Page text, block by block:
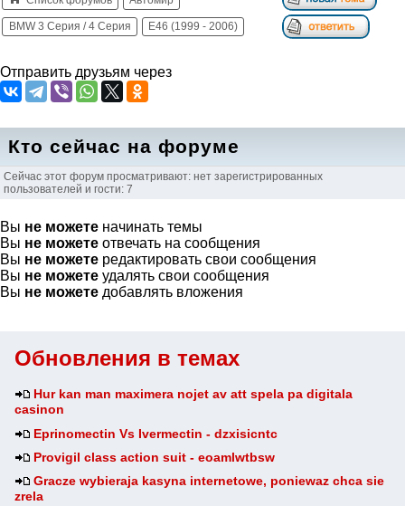
Обновления в темах
Hur kan man maximera nojet av att spela pa digitala
casinon
Eprinomectin Vs Ivermectin - dzxisicntc
Provigil class action suit - eoamlwtbsw
Gracze wybieraja kasyna internetowe, poniewaz chca sie
zrela
BMW 3 Серия / 4 Серия E46 (1999 - 2006)
Отправить друзьям через
Кто сейчас на форуме
Сейчас этот форум просматривают: нет зарегистрированных
пользователей и гости: 7
Вы не можете начинать темы
Вы не можете отвечать на сообщения
Вы не можете редактировать свои сообщения
Вы не можете удалять свои сообщения
Вы не можете добавлять вложения